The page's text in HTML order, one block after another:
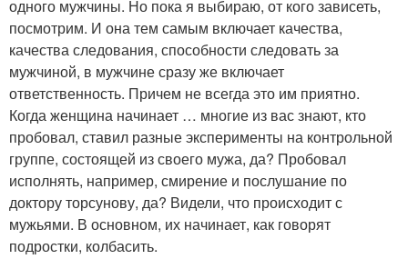
одного мужчины. Но пока я выбираю, от кого зависеть,
посмотрим. И она тем самым включает качества,
качества следования, способности следовать за
мужчиной, в мужчине сразу же включает
ответственность. Причем не всегда это им приятно.
Когда женщина начинает … многие из вас знают, кто
пробовал, ставил разные эксперименты на контрольной
группе, состоящей из своего мужа, да? Пробовал
исполнять, например, смирение и послушание по
доктору торсунову, да? Видели, что происходит с
мужьями. В основном, их начинает, как говорят
подростки, колбасить.